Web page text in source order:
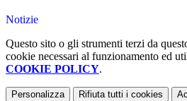
Notizie
Questo sito o gli strumenti terzi da
cookie necessari al funzionamento ed
COOKIE POLICY.
Personalizza Rifiuta tutti i cookies